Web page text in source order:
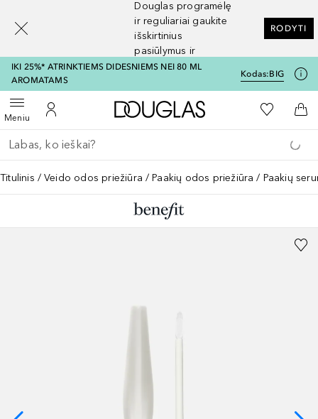
Douglas programėlę
ir reguliariai gaukite
išskirtinius
pasiūlymus ir
nuolaidas
RODYTI
IKI 25%* ATRINKTIEMS DIDESNIEMS NEI 80 ML
AROMATAMS
Kodas:BIG
MeniuAtidaryti meniuĮ mano paskyrą
Į Douglas pagrindinį
Į mano
Į
Grįžk atgal
Vykdykite paiešką
Titulinis Veido odos priežiūra Paakių odos priežiūra Paakių
[navigation.slideout.screenreader]